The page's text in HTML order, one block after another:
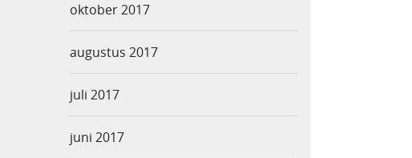
oktober 2017
augustus 2017
juli 2017
juni 2017